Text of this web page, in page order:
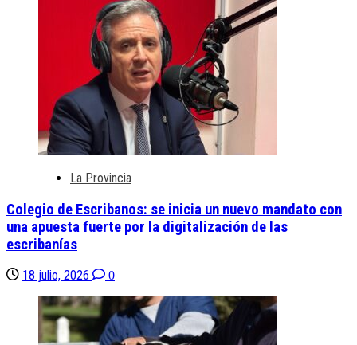
La Provincia
Colegio de Escribanos: se inicia un nuevo mandato con
una apuesta fuerte por la digitalización de las
escribanías
18 julio, 2026 0